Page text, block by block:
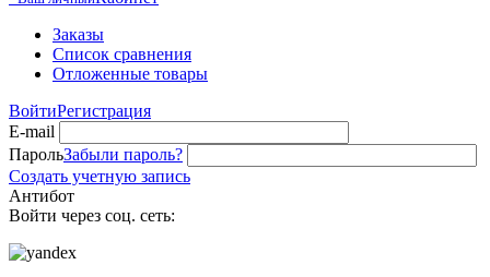
Заказы
Список сравнения
Отложенные товары
ВойтиРегистрация
E-mail
ПарольЗабыли пароль?
Создать учетную запись
Антибот
Войти через соц. сеть: